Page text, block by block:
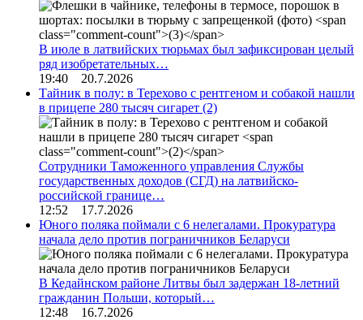
В июле в латвийских тюрьмах был зафиксирован целый
ряд изобретательных…
19:40 20.7.2026
Тайник в полу: в Терехово с рентгеном и собакой нашли
в прицепе 280 тысяч сигарет (2)
Сотрудники Таможенного управления Службы
государственных доходов (СГД) на латвийско-
российской границе…
12:52 17.7.2026
Юного поляка поймали с 6 нелегалами. Прокуратура
начала дело против пограничников Беларуси
В Кедайнском районе Литвы был задержан 18-летний
гражданин Польши, который…
12:48 16.7.2026